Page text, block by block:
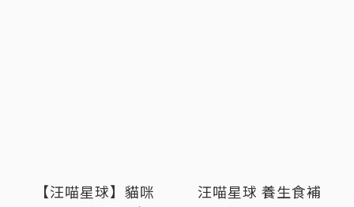
【汪喵星球】貓咪
汪喵星球 養生食補